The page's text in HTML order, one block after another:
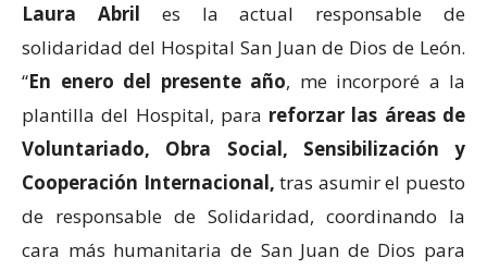
Laura Abril es la actual responsable de
solidaridad del Hospital San Juan de Dios de León.
“En enero del presente año, me incorporé a la
plantilla del Hospital, para reforzar las áreas de
Voluntariado, Obra Social, Sensibilización y
Cooperación Internacional, tras asumir el puesto
de responsable de Solidaridad, coordinando la
cara más humanitaria de San Juan de Dios para